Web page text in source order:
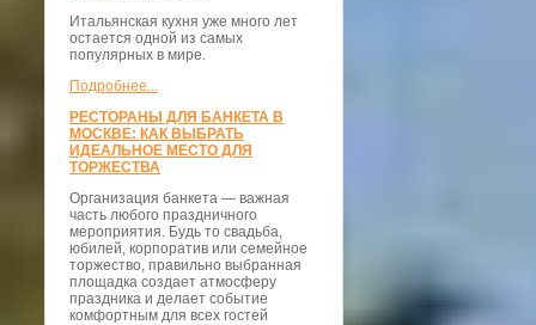
Итальянская кухня уже много лет
остается одной из самых
популярных в мире.
Подробнее...
РЕСТОРАНЫ ДЛЯ БАНКЕТА В
МОСКВЕ: КАК ВЫБРАТЬ
ИДЕАЛЬНОЕ МЕСТО ДЛЯ
ТОРЖЕСТВА
Организация банкета — важная
часть любого праздничного
мероприятия. Будь то свадьба,
юбилей, корпоратив или семейное
торжество, правильно выбранная
площадка создает атмосферу
праздника и делает событие
комфортным для всех гостей